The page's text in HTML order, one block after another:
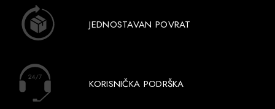
JEDNOSTAVAN POVRAT
KORISNIČKA PODRŠKA